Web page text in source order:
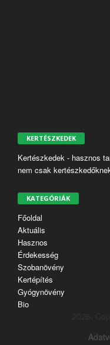
KERTÉSZKEDEK
Kertészkedek - hasznos
nem csak
KATEGÓRIÁK
Főoldal
Aktuális
Hasznos
Érdekesség
Szobanövény
Kertépítés
Gyógynövény
Bio